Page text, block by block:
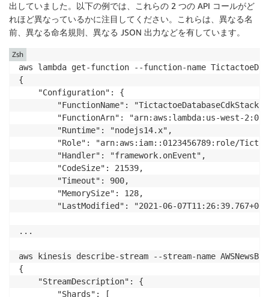
出していました。以下の例では、これらの 2 つの API コールがど
れほど異なっているかに注目してください。これらは、異なる名
前、異なる命名規則、異なる JSON 出力などを有しています。
aws lambda get-function --function-name
{
    "Configuration": {
        "FunctionName": "TictactoeDatabaseCdkStack",
"FunctionArn": "arn:aws:lambda:us-west-
        "Runtime": "nodejs14.x",
"Role": "arn:aws:iam::0123456789:role/
        "Handler": "framework.onEvent",
        "CodeSize": 21539,
        "Timeout": 900,
        "MemorySize": 128,
"LastModified": "2021-06-
...
aws kinesis describe-stream --stream-name
{
    "StreamDescription": {
        "Shards": [
Zsh